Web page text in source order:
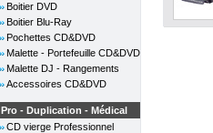
Boitier DVD
Boitier Blu-Ray
Pochettes CD&DVD
Malette - Portefeuille CD&DVD
Malette DJ - Rangements
Accessoires CD&DVD
Pro - Duplication - Médical
CD vierge Professionnel